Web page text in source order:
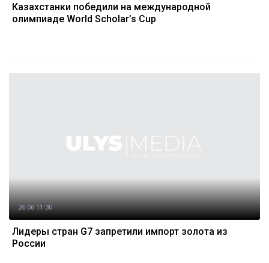
Казахстанки победили на международной
олимпиаде World Scholar’s Cup
26.06 11:30
Лидеры стран G7 запретили импорт золота из
России